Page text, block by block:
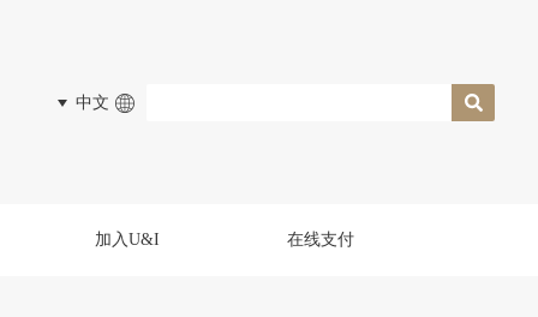
中文
加入U&I 在线支付